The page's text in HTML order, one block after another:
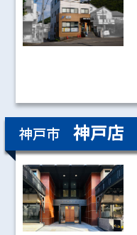
神戸市 神戸店